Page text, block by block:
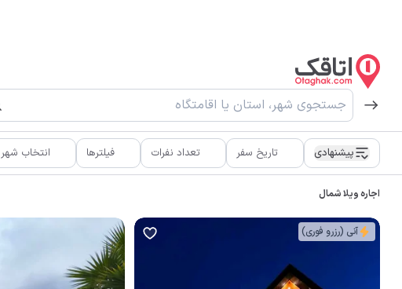
پیشنهادی تاریخ سفر تعداد نفرات فیلترها انتخاب شهر
اجاره ویلا شمال
آنی (رزرو فوری)